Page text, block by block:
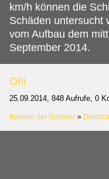
km/h können die
Schäden untersucht
vom Aufbau dem
September 2014.
Olli
25.09.2014, 848 Aufrufe, 0
Bahnen der Schweiz »